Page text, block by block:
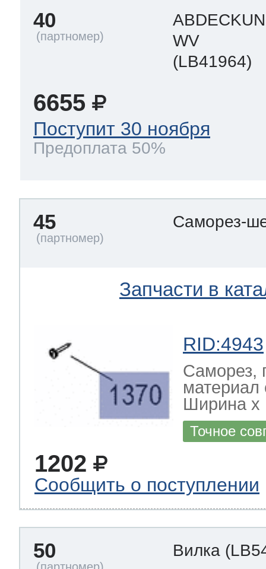
40
WV
(LB41964)
6655
Поступит 30 ноября
Предоплата 50%
45 Саморез-
Запчасти в
RID:4943
Саморез,
Ширина х
Точное
1202
Сообщить о поступлении
50 Вилка